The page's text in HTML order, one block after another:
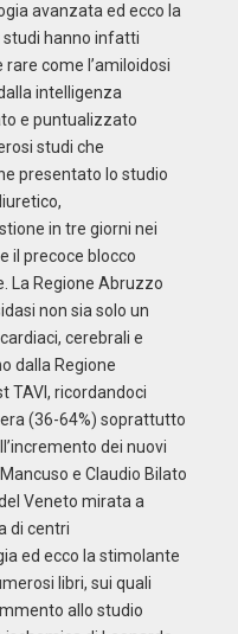
avanzata ed ecco la
studi hanno infatti
come l’amiloidosi
intelligenza
e puntualizzato
studi che
presentato lo studio
in tre giorni nei
il precoce blocco
La Regione Abruzzo
non sia solo un
cerebrali e
dalla Regione
TAVI, ricordandoci
(36-64%) soprattutto
dei nuovi
e Claudio Bilato
Veneto mirata a
di centri
ed ecco la stimolante
libri, sui quali
allo studio